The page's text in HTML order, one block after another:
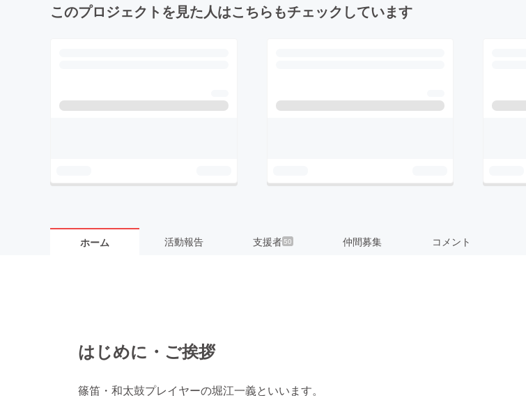
このプロジェクトを見た人はこちらもチェックしています
ホーム 活動報告 支援者50 仲間募集 コメント
はじめに・ご挨拶
篠笛・和太鼓プレイヤーの堀江一義といいます。